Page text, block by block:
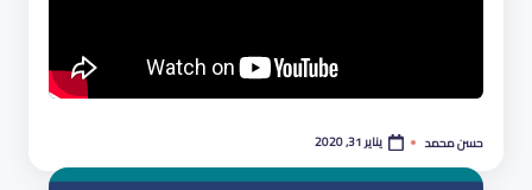
تمّ
النشر
بواسطة
حسن محمد يناير 31, 2020